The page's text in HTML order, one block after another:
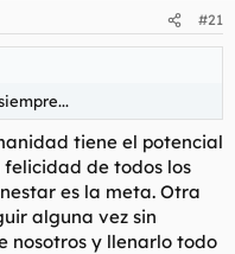
más avanzadas
espíritu es
#21
tiene el potencial
de todos los
es la meta. Otra
alguna vez sin
nosotros y llenarlo todo